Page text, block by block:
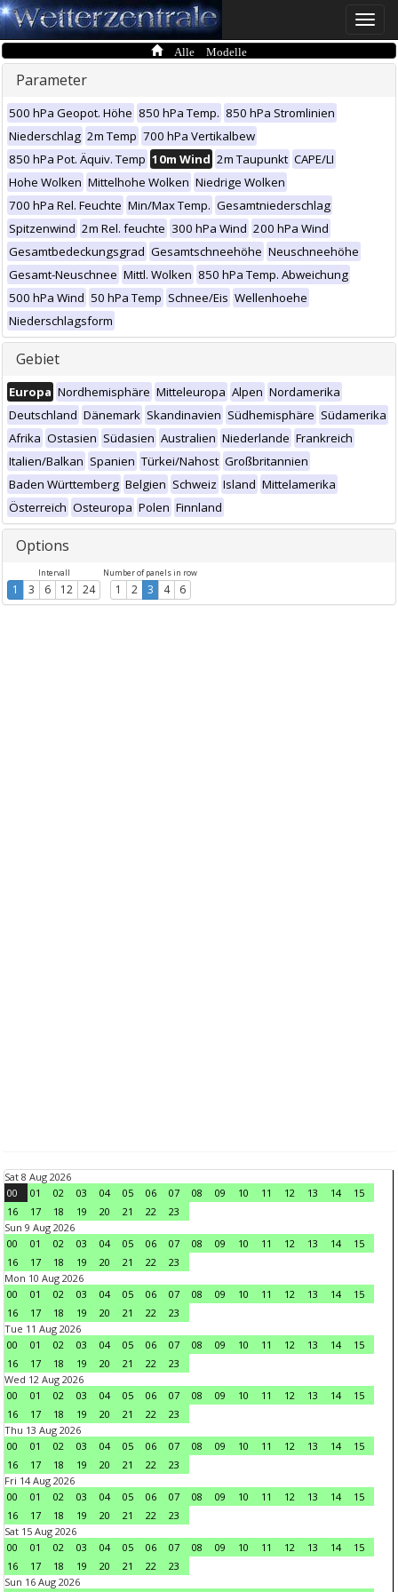
Toggle
Alle Modelle
Parameter
500 hPa Geopot. Höhe 850 hPa Temp. 850 hPa Stromlinien
Niederschlag 2m Temp 700 hPa Vertikalbew
850 hPa Pot. Äquiv. Temp 10m Wind 2m Taupunkt CAPE/LI
Hohe Wolken Mittelhohe Wolken Niedrige Wolken
700 hPa Rel. Feuchte Min/Max Temp. Gesamtniederschlag
Spitzenwind 2m Rel. feuchte 300 hPa Wind 200 hPa Wind
Gesamtbedeckungsgrad Gesamtschneehöhe Neuschneehöhe
Gesamt-Neuschnee Mittl. Wolken 850 hPa Temp. Abweichung
500 hPa Wind 50 hPa Temp Schnee/Eis Wellenhoehe
Niederschlagsform
Gebiet
Europa Nordhemisphäre Mitteleuropa Alpen Nordamerika
Deutschland Dänemark Skandinavien Südhemisphäre Südamerika
Afrika Ostasien Südasien Australien Niederlande Frankreich
Italien/Balkan Spanien Türkei/Nahost Großbritannien
Baden Württemberg Belgien Schweiz Island Mittelamerika
Österreich Osteuropa Polen Finnland
Options
Intervall
1 3 6 12 24
Number of panels in row
1 2 3 4 6
Sat 8 Aug 2026
00
01 02 03 04 05 06 07 08 09 10 11 12 13 14
15
16
17 18 19 20 21 22
23
Sun 9 Aug 2026
00
01 02 03 04 05 06 07 08 09 10 11 12 13 14
15
16
17 18 19 20 21 22
23
Mon 10 Aug 2026
00
01 02 03 04 05 06 07 08 09 10 11 12 13 14
15
16
17 18 19 20 21 22
23
Tue 11 Aug 2026
00
01 02 03 04 05 06 07 08 09 10 11 12 13 14
15
16
17 18 19 20 21 22
23
Wed 12 Aug 2026
00
01 02 03 04 05 06 07 08 09 10 11 12 13 14
15
16
17 18 19 20 21 22
23
Thu 13 Aug 2026
00
01 02 03 04 05 06 07 08 09 10 11 12 13 14
15
16
17 18 19 20 21 22
23
Fri 14 Aug 2026
00
01 02 03 04 05 06 07 08 09 10 11 12 13 14
15
16
17 18 19 20 21 22
23
Sat 15 Aug 2026
00
01 02 03 04 05 06 07 08 09 10 11 12 13 14
15
16
17 18 19 20 21 22
23
Sun 16 Aug 2026